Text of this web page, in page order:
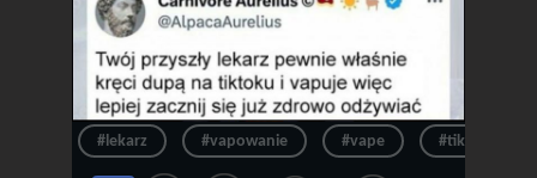
#lekarz #vapowanie #vape #tik tok